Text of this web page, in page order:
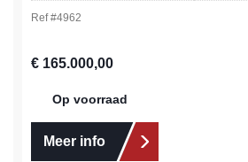
Ref #4962
Normale prijs:
€ 165.000,00
Op voorraad
Meer info